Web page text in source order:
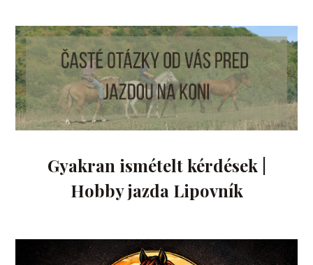
Gyakran ismételt kérdések |
Hobby jazda Lipovník